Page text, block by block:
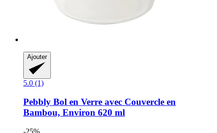
Ajouter
5.0 (1)
Pebbly Bol en Verre avec Couvercle en
Bambou, Environ 620 ml
-25%